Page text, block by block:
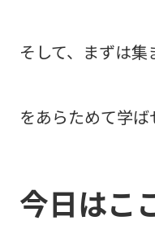
そして、まずは
をあらためて学
今日はこ